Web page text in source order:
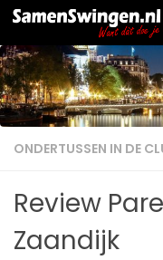
Doorgaan naar
ONDERTUSSEN IN DE
Review
Zaandijk